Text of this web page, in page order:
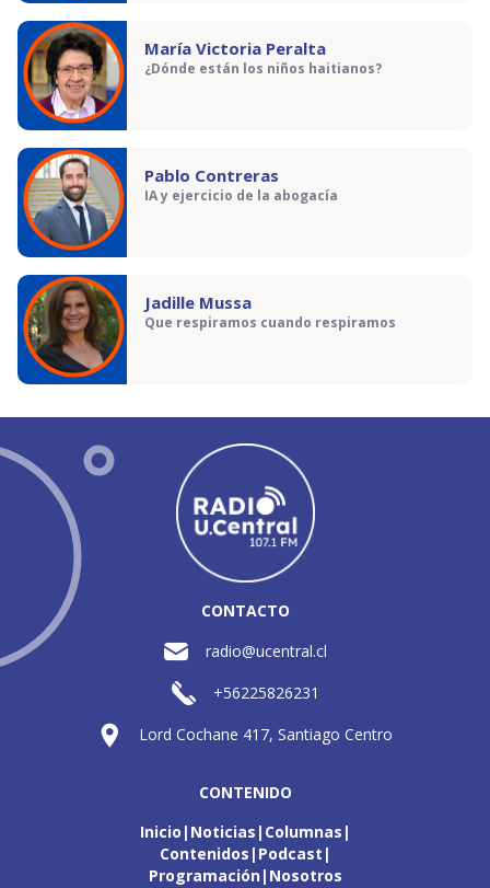
María Victoria Peralta
¿Dónde están los niños haitianos?
Pablo Contreras
IA y ejercicio de la abogacía
Jadille Mussa
Que respiramos cuando respiramos
CONTACTO
radio@ucentral.cl
+56225826231
Lord Cochane 417, Santiago Centro
CONTENIDO
Inicio Noticias Columnas
Contenidos Podcast
Programación Nosotros